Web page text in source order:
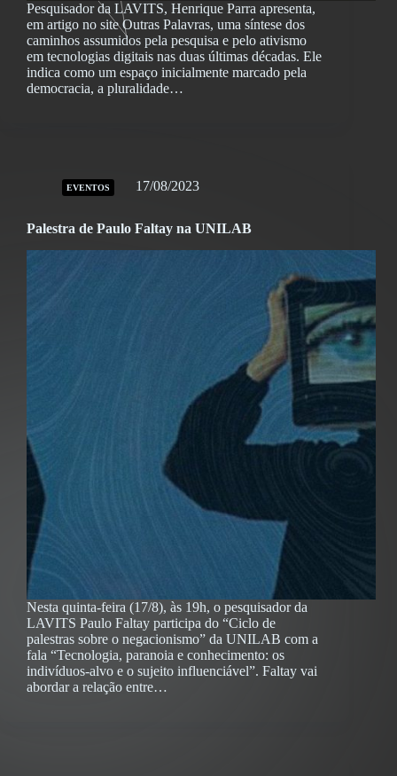
Pesquisador da LAVITS, Henrique Parra apresenta,
em artigo no site Outras Palavras, uma síntese dos
caminhos assumidos pela pesquisa e pelo ativismo
em tecnologias digitais nas duas últimas décadas. Ele
indica como um espaço inicialmente marcado pela
democracia, a pluralidade…
EVENTOS 17/08/2023
Palestra de Paulo Faltay na UNILAB
Nesta quinta-feira (17/8), às 19h, o pesquisador da
LAVITS Paulo Faltay participa do “Ciclo de
palestras sobre o negacionismo” da UNILAB com a
fala “Tecnologia, paranoia e conhecimento: os
indivíduos-alvo e o sujeito influenciável”. Faltay vai
abordar a relação entre…